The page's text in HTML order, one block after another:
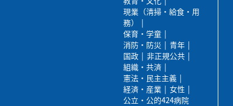
現業（清掃・給食・用
務）
保育・学童
消防・防災
青年
国政
非正規公共
組織・共済
憲法・民主主義
経済・産業
女性
公立・公的424病院